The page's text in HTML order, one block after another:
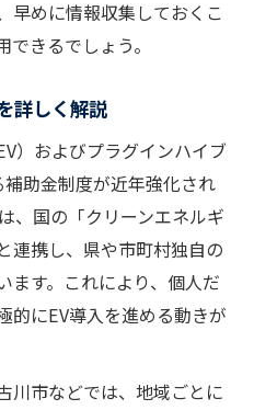
早めに情報収集しておくこ
きるでしょう。
詳しく解説
）およびプラグインハイブ
助金制度が近年強化され
、国の「クリーンエネルギ
連携し、県や市町村独自の
ます。これにより、個人だ
的にEV導入を進める動きが
川市などでは、地域ごとに